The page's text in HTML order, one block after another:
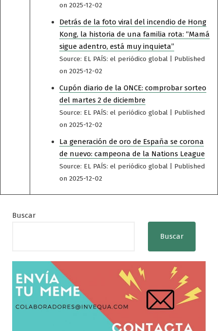
on 2025-12-02
Detrás de la foto viral del incendio de Hong
Kong, la historia de una familia rota: “Mamá
sigue adentro, está muy inquieta”
Source: EL PAÍS: el periódico global
Published
on 2025-12-02
Cupón diario de la ONCE: comprobar sorteo
del martes 2 de diciembre
Source: EL PAÍS: el periódico global
Published
on 2025-12-02
La generación de oro de España se corona
de nuevo: campeona de la Nations League
Source: EL PAÍS: el periódico global
Published
on 2025-12-02
Buscar
Buscar